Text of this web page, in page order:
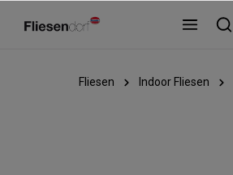
Fliesen Indoor Fliesen